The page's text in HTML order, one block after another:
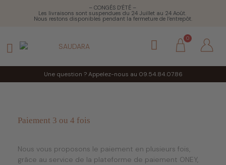
– CONGÉS D’ÉTÉ –
Les livraisons sont suspendues du 24 Juillet au 24 Août.
Nous restons disponibles pendant la fermeture de l’entrepôt.
Une question ? Appelez-nous au 09.54.84.07.86
Paiement 3 ou 4 fois
Nous vous proposons le paiement en plusieurs fois,
grâce au service de la plateforme de paiement ONEY,